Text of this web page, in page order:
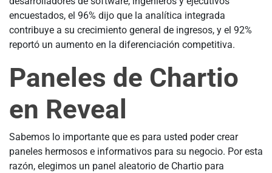
encuestados, el 96% dijo que la analítica integrada
contribuye a su crecimiento general de ingresos, y el 92%
reportó un aumento en la diferenciación competitiva.
Paneles de Chartio
en Reveal
Sabemos lo importante que es para usted poder crear
paneles hermosos e informativos para su negocio. Por esta
razón, elegimos un panel aleatorio de Chartio para